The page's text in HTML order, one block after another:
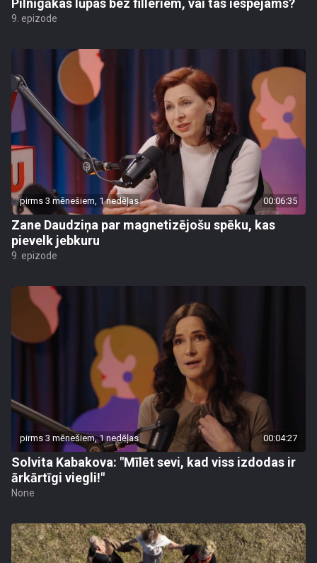
Pilnīgākas lūpas bez filleriem, vai tas iespējams?
9. epizode
pirms 3 mēnešiem, 1 nedēļas 00:06:35
Zane Daudziņa par magnetizējošu spēku, kas
pievelk jebkuru
9. epizode
pirms 3 mēnešiem, 1 nedēļas 00:04:27
Solvita Kabakova: "Mīlēt sevi, kad viss izdodas ir
ārkārtīgi viegli!"
None